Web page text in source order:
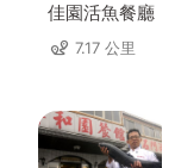
佳園活魚餐廳
7.17 公里